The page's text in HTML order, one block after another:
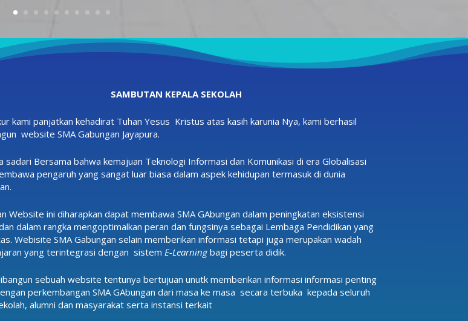
SAMBUTAN KEPALA SEKOLAH
kami panjatkan kehadirat Tuhan Yesus Kristus atas kasih karunia Nya, kami berhasil
website SMA Gabungan Jayapura.
sadari Bersama bahwa kemajuan Teknologi Informasi dan Komunikasi di era Globalisasi
pengaruh yang sangat luar biasa dalam aspek kehidupan termasuk di dunia
Website ini diharapkan dapat membawa SMA GAbungan dalam peningkatan eksistensi
dalam rangka mengoptimalkan peran dan fungsinya sebagai Lembaga Pendidikan yang
Webisite SMA Gabungan selain memberikan informasi tetapi juga merupakan wadah
yang terintegrasi dengan sistem E-Learningbagi peserta didik.
sebuah website tentunya bertujuan unutk memberikan informasi informasi penting
perkembangan SMA GAbungan dari masa ke masa secara terbuka kepada seluruh
alumni dan masyarakat serta instansi terkait